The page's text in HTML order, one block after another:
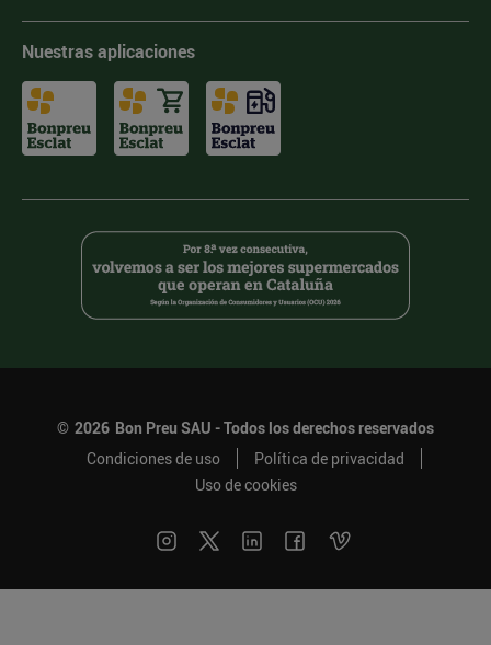
Nuestras aplicaciones
© 2026 Bon Preu SAU - Todos los derechos reservados
Condiciones de uso
Política de privacidad
Uso de cookies